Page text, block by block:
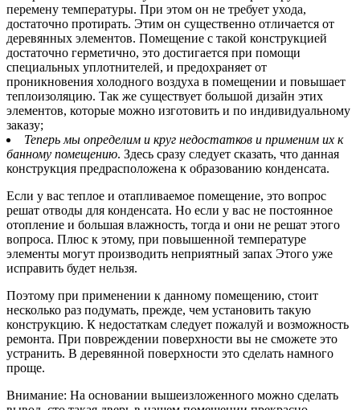
перемену температуры. При этом он не требует ухода,
достаточно протирать. Этим он существенно отличается от
деревянных элементов. Помещение с такой конструкцией
достаточно герметично, это достигается при помощи
специальных уплотнителей, и предохраняет от
проникновения холодного воздуха в помещении и повышает
теплоизоляцию. Так же существует большой дизайн этих
элементов, которые можно изготовить и по индивидуальному
заказу;
Теперь мы определим и круг недостатков и применим их к
банному помещению. Здесь сразу следует сказать, что данная
конструкция предрасположена к образованию конденсата.
Если у вас теплое и отапливаемое помещение, это вопрос
решат отводы для конденсата. Но если у вас не постоянное
отопление и большая влажность, тогда и они не решат этого
вопроса. Плюс к этому, при повышенной температуре
элементы могут производить неприятный запах Этого уже
исправить будет нельзя.
Поэтому при применении к данному помещению, стоит
несколько раз подумать, прежде, чем установить такую
конструкцию. К недостаткам следует пожалуй и возможность
ремонта. При повреждении поверхности вы не сможете это
устранить. В деревянной поверхности это сделать намного
проще.
Внимание: На основании вышеизложенного можно сделать